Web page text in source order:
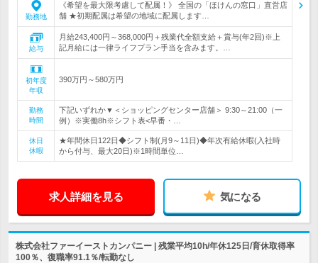
勤務地
《希望を最大限考慮して配属！》 全国の「ほけんの窓口」直営店
舗 ★初期配属は希望の地域に配属します…
給与
月給243,400円～368,000円＋残業代全額支給＋賞与(年2回)※上
記月給には一律ライフプラン手当を含みます。…
初年度
年収
390万円～580万円
勤務
時間
下記いずれか▼＜ショッピングセンター店舗＞ 9:30～21:00（一
例）※実働8h※シフト表<早番・…
休日
休暇
★年間休日122日◆シフト制(月9～11日)◆年次有給休暇(入社時
から付与、最大20日)※1時間単位…
求人詳細を見る 気になる
株式会社ファーイーストカンパニー | 残業平均10h/年休125日/育休取得率
100％、復職率91.1％/転勤なし